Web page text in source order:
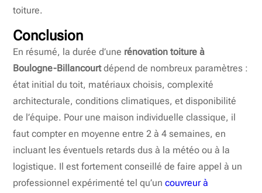
toiture.
Conclusion
En résumé, la durée d’une rénovation toiture à
Boulogne-Billancourtdépend de nombreux paramètres :
état initial du toit, matériaux choisis, complexité
architecturale, conditions climatiques, et disponibilité
de l’équipe. Pour une maison individuelle classique, il
faut compter en moyenne entre 2 à 4 semaines, en
incluant les éventuels retards dus à la météo ou à la
logistique. Il est fortement conseillé de faire appel à un
professionnel expérimenté tel qu’uncouvreur à